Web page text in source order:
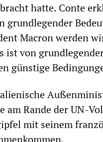
hatte. Conte
grundlegender
Macron werden
ist von
günstige
am Rande der UN-
mit seinem